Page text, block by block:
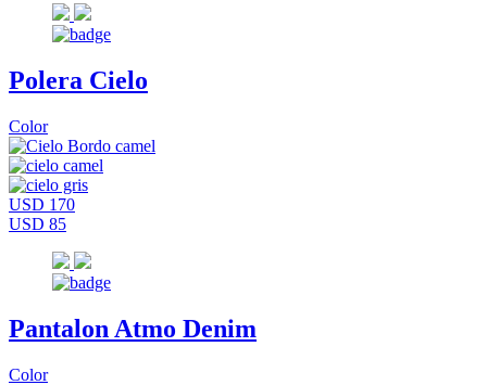
Polera Cielo
Color
USD 170
USD 85
Pantalon Atmo Denim
Color